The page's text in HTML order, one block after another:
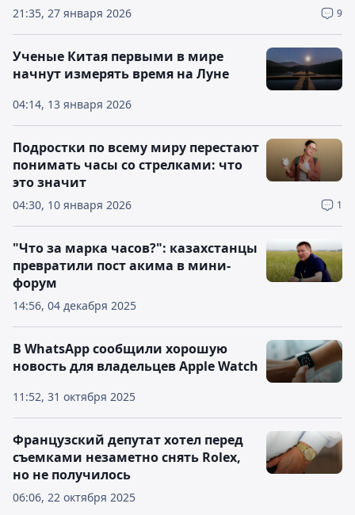
21:35, 27 января 2026 9
04:14, 13 января 2026
Ученые Китая первыми в мире
начнут измерять время на Луне
04:30, 10 января 2026 1
Подростки по всему миру перестают
понимать часы со стрелками: что
это значит
14:56, 04 декабря 2025
"Что за марка часов?": казахстанцы
превратили пост акима в мини-
форум
11:52, 31 октября 2025
В WhatsApp сообщили хорошую
новость для владельцев Apple Watch
06:06, 22 октября 2025
Французский депутат хотел перед
съемками незаметно снять Rolex,
но не получилось